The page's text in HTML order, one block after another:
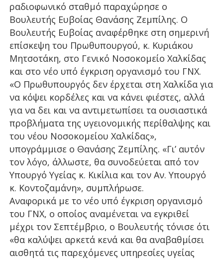
ραδιοφωνικό σταθμό παραχώρησε ο
Βουλευτής Ευβοίας Θανάσης Ζεμπίλης. Ο
Βουλευτής Ευβοίας αναφέρθηκε στη σημερινή
επίσκεψη του Πρωθυπουργού, κ. Κυριάκου
Μητσοτάκη, στο Γενικό Νοσοκομείο Χαλκίδας
και στο νέο υπό έγκριση οργανισμό του ΓΝΧ.
«Ο Πρωθυπουργός δεν έρχεται στη Χαλκίδα για
να κόψει κορδέλες και να κάνει φιέστες, αλλά
για να δει και να αντιμετωπίσει τα ουσιαστικά
προβλήματα της υγειονομικής περίθαλψης και
του νέου Νοσοκομείου Χαλκίδας»,
υπογράμμισε ο Θανάσης Ζεμπίλης. «Γι’ αυτόν
τον λόγο, άλλωστε, θα συνοδεύεται από τον
Υπουργό Υγείας κ. Κικίλια και τον Αν. Υπουργό
κ. Κοντοζαμάνη», συμπλήρωσε.
Αναφορικά με το νέο υπό έγκριση οργανισμό
του ΓΝΧ, ο οποίος αναμένεται να εγκριθεί
μέχρι τον Σεπτέμβριο, ο Βουλευτής τόνισε ότι
«θα καλύψει αρκετά κενά και θα αναβαθμίσει
αισθητά τις παρεχόμενες υπηρεσίες υγείας